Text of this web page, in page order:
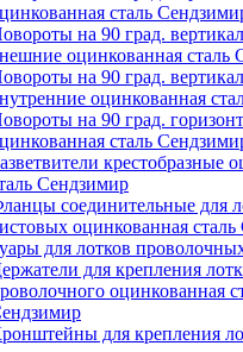
сталь
на 90 град.
оцинкованная сталь
на 90 град.
оцинкованная
на 90 град.
сталь
крестобразные
Сендзимир
соединительные для
оцинкованная
для лотков
для крепления
оцинкованная
для крепления